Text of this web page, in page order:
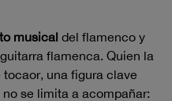
musical del flamenco y
flamenca. Quien la
una figura clave
se limita a acompañar: